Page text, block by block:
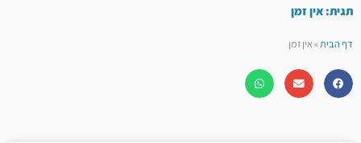
תגית: אין זמן
דף הבית»אין זמן